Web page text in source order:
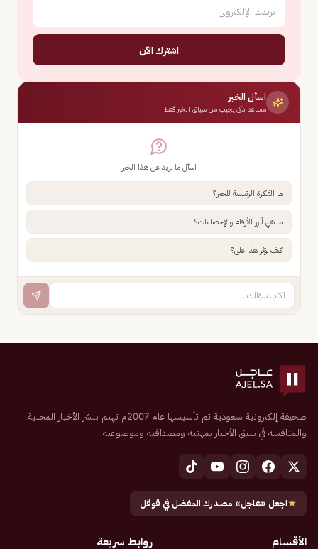
اشترك الآن
اسأل الخبر
مساعد ذكي يجيب من سياق الخبر فقط
اسأل ما تريد عن هذا الخبر
ما الفكرة الرئيسية للخبر؟
ما هي أبرز الأرقام والإحصاءات؟
كيف يؤثر هذا علي؟
صحيفة إلكترونية سعودية تم تأسيسها عام 2007م تهتم بنشر الأخبار المحلية
والمنافسة في سبق الأخبار بمهنية ومصداقية وموضوعية
★اجعل «عاجل» مصدرك المفضل في قوقل
الأقسام روابط سريعة